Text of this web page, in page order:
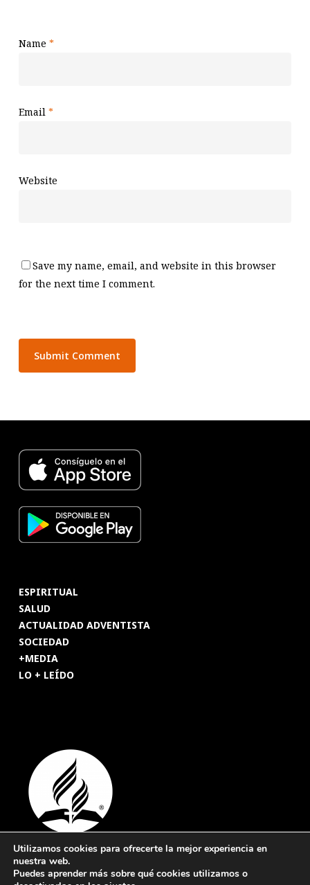
Name *
Email *
Website
Save my name, email, and website in this browser
for the next time I comment.
ESPIRITUAL
SALUD
ACTUALIDAD ADVENTISTA
SOCIEDAD
+MEDIA
LO + LEÍDO
© 2026 Revista Adventista de España. UICASDE. Derechos
Utilizamos cookies para ofrecerte la mejor experiencia en
nuestra web.
Puedes aprender más sobre qué cookies utilizamos o